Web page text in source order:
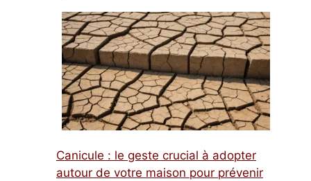
Canicule : le geste crucial à adopter
autour de votre maison pour prévenir